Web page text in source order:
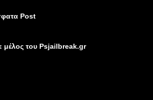
Post
μέλος του Psjailbreak.gr